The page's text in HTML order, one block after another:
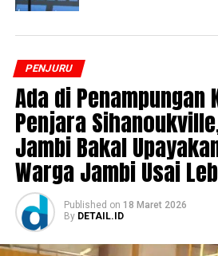
PENJURU
Ada di Penampungan
Penjara
Jambi Bakal
Warga Jambi Usai
Published on 18 Maret 2026
By DETAIL.ID